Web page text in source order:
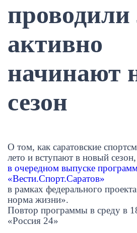
проводили
активно
начинают
сезон
О том, как саратовские
лето и вступают в новый
в очередном выпуске
«Вести.Спорт.Саратов»
в рамках федерального
норма жизни».
Повтор программы в среду в
«Россия 24»